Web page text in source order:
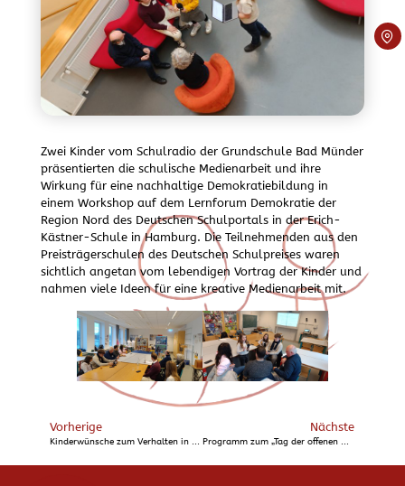
Zwei Kinder vom Schulradio der Grundschule Bad Münder
präsentierten die schulische Medienarbeit und ihre
Wirkung für eine nachhaltige Demokratiebildung in
einem Workshop auf dem Lernforum Demokratie der
Region Nord des Deutschen Schulportals in der Erich-
Kästner-Schule in Hamburg. Die Teilnehmenden aus den
Preisträgerschulen des Deutschen Schulpreises waren
sichtlich angetan vom lebendigen Vortrag der Kinder und
nahmen viele Ideen für eine kreative Medienarbeit mit.
Vorherige
Kinderwünsche zum Verhalten in den Pausen
Nächste
Programm zum „Tag der offenen Adventstür“